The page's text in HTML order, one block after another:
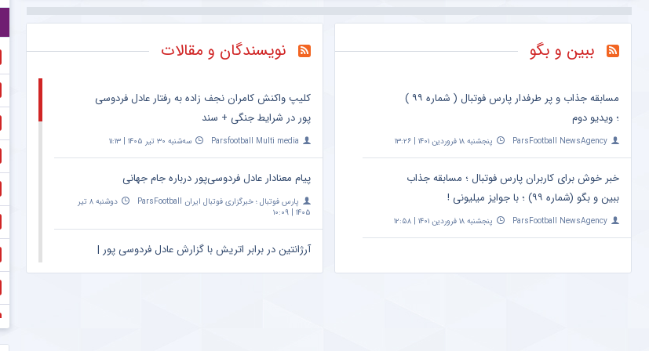
ببین و بگو
مسابقه جذاب و پر طرفدار پارس فوتبال ( شماره ۹۹ )
؛ ویدیو دوم
ParsFootball NewsAgency پنجشنبه ۱۸ فروردین ۱۴۰۱ | ۱۳:۲۶
خبر خوش برای کاربران پارس فوتبال ؛ مسابقه جذاب
ببین و بگو (شماره ۹۹) ؛ با جوایز میلیونی !
ParsFootball NewsAgency پنجشنبه ۱۸ فروردین ۱۴۰۱ | ۱۲:۵۸
نویسندگان و مقالات
کلیپ واکنش کامران نجف زاده به رفتار عادل فردوسی
پور در شرایط جنگی + سند
Parsfootball Multi media سه‌شنبه ۳۰ تیر ۱۴۰۵ | ۱۱:۱۳
پیام معنادار عادل فردوسی‌پور درباره جام جهانی
پارس فوتبال ؛ خبرگزاری فوتبال ایران ParsFootball
دوشنبه ۸ تیر
۱۴۰۵ | ۱۰:۰۹
آرژانتین در برابر اتریش با گزارش عادل فردوسی پور |
امشب ساعت ۲۰:۳۰ – پخش زنده در اپارات اسپرت